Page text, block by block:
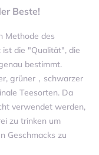
Beste!
Methode des
die "Qualität", die
bestimmt.
grüner，schwarzer
Teesorten. Da
verwendet werden,
zu trinken um
Geschmacks zu